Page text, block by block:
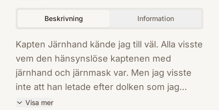
Beskrivning Information
Kapten Järnhand kände jag till väl. Alla visste
vem den hänsynslöse kaptenen med
järnhand och järnmask var. Men jag visste
inte att han letade efter dolken som jag
råkade ha i min väska. Embla blir vittne till en
Visa mer